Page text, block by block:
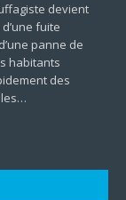
devient
fuite
panne de
habitants
des